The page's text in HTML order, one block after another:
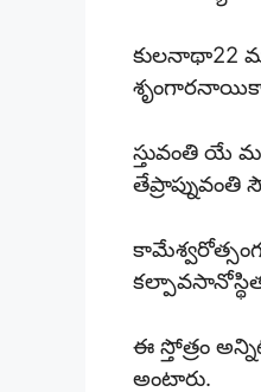
శృంగారనాయికా
స్తువంతి యే
తేప్రాప్నువంతి
ఈ స్తోత్రం
అంటారు.